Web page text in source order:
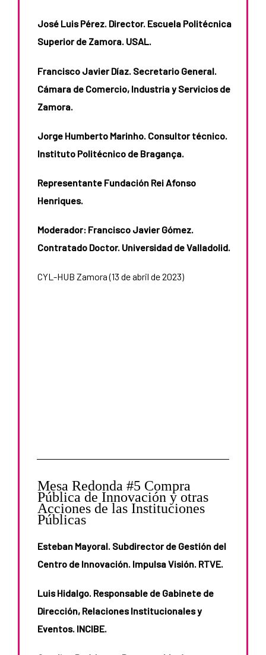
José Luis Pérez. Director. Escuela Politécnica
Superior de Zamora. USAL.
Francisco Javier Díaz. Secretario General.
Cámara de Comercio, Industria y Servicios de
Zamora.
Jorge Humberto Marinho. Consultor técnico.
Instituto Politécnico de Bragança.
Representante Fundación Rei Afonso
Henriques.
Moderador: Francisco Javier Gómez.
Contratado Doctor. Universidad de Valladolid.
CYL-HUB Zamora (13 de abril de 2023)
Mesa Redonda #5 Compra
Pública de Innovación y otras
Acciones de las Instituciones
Públicas
Esteban Mayoral. Subdirector de Gestión del
Centro de Innovación. Impulsa Visión. RTVE.
Luis Hidalgo. Responsable de Gabinete de
Dirección, Relaciones Institucionales y
Eventos. INCIBE.